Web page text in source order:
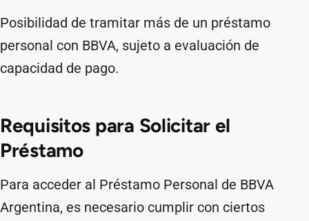
Posibilidad de tramitar más de un préstamo
personal con BBVA, sujeto a evaluación de
capacidad de pago.
Requisitos para Solicitar el
Préstamo
Para acceder al Préstamo Personal de BBVA
Argentina, es necesario cumplir con ciertos